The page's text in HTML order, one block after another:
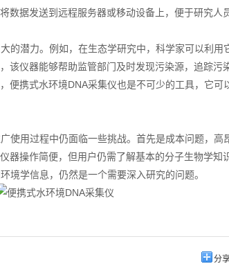
据发送到远程服务器或移动设备上，便于研究人
潜力。例如，在生态学研究中，科学家可以利用
该仪器能够帮助监管部门及时发现污染源，追踪污
便携式水环境DNA采集仪也是不可少的工具，它可
用过程中仍面临一些挑战。首先是成本问题，高
器操作简便，但用户仍需了解基本的分子生物学知
境学信息，仍然是一个需要深入研究的问题。
分